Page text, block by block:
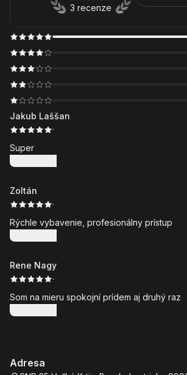
3 recenze
Jakub Laššan
·
Super
Zobrazit více
Zoltán
·
Rýchle vybavenie, profesionálny prístup
Zobrazit více
Rene Nagy
·
Som na mieru spokojní prídem aj druhý raz
Zobrazit více
Adresa